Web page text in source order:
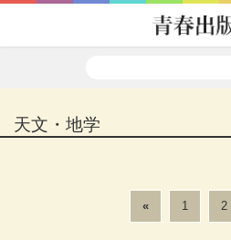
天文・地学
« 1 2